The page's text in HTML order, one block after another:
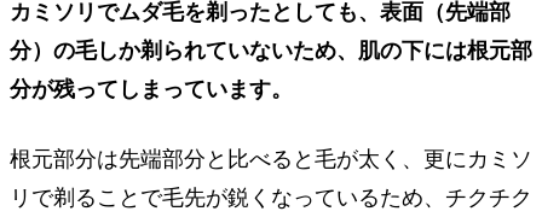
カミソリでムダ毛を剃ったとしても、表面（先端部
分）の毛しか剃られていないため、肌の下には根元部
分が残ってしまっています。
根元部分は先端部分と比べると毛が太く、更にカミソ
リで剃ることで毛先が鋭くなっているため、チクチク